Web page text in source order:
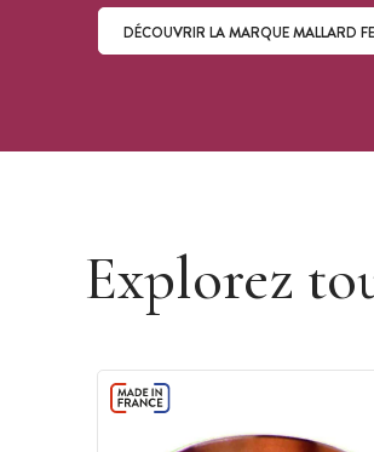
DÉCOUVRIR LA MARQUE MALLARD
Explorez